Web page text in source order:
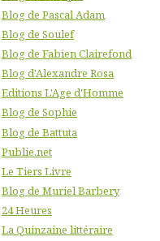
Blog de Pascal Adam
Blog de Soulef
Blog de Fabien Clairefond
Blog d'Alexandre Rosa
Editions L'Age d'Homme
Blog de Sophie
Blog de Battuta
Publie.net
Le Tiers Livre
Blog de Muriel Barbery
24 Heures
La Quinzaine littéraire